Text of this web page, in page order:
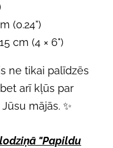
(0.24")
cm (4 × 6")
ne tikai palīdzēs
arī kļūs par
mājās. ✨
"Papildu